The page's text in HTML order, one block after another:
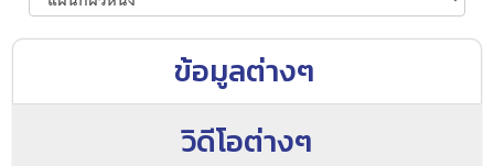
ข้อมูลต่างๆ
วิดีโอต่างๆ